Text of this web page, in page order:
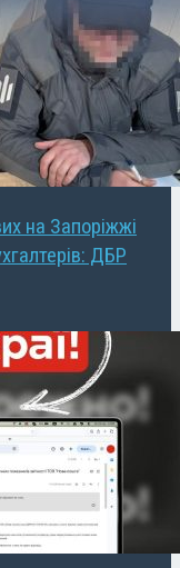
на Запоріжжі
ДБР